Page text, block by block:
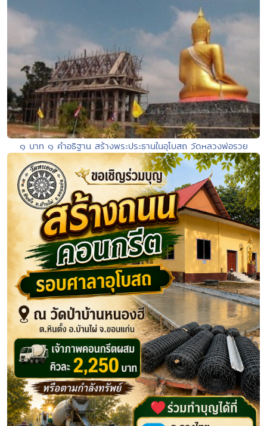
๑ บาท ๑ คำอธิฐาน สร้างพระประธานในอุโบสถ วัดหลวงพ่อรวย